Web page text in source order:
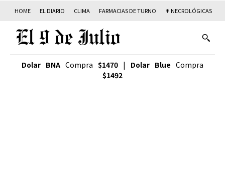
HOME EL DIARIO CLIMA FARMACIAS DE TURNO ✟ NECROLÓGICAS
Dolar BNA Compra $1470 | Dolar Blue Compra
$1492